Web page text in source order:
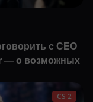
с CEO
— о возможных
CS 2